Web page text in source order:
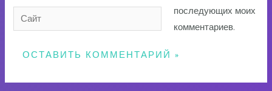
Сайт
последующих моих
комментариев.